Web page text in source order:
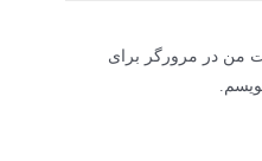
من در مرورگر برای